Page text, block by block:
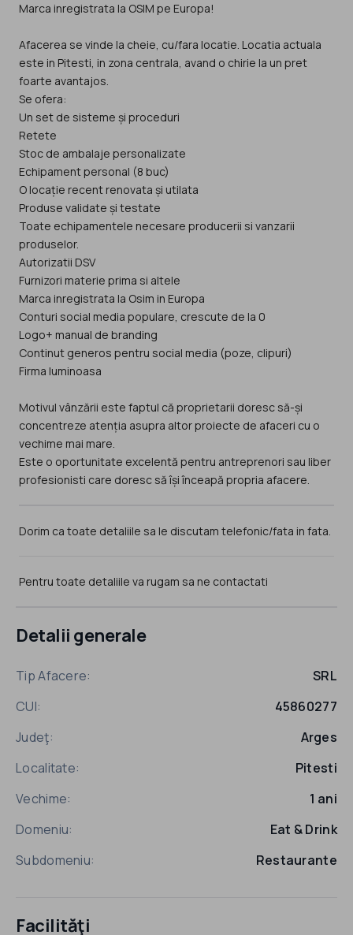
Marca inregistrata la OSIM pe Europa!
Afacerea se vinde la cheie, cu/fara locatie. Locatia actuala
este in Pitesti, in zona centrala, avand o chirie la un pret
foarte avantajos.
Se ofera:
Un set de sisteme și proceduri
Retete
Stoc de ambalaje personalizate
Echipament personal (8 buc)
O locație recent renovata și utilata
Produse validate și testate
Toate echipamentele necesare producerii si vanzarii
produselor.
Autorizatii DSV
Furnizori materie prima si altele
Marca inregistrata la Osim in Europa
Conturi social media populare, crescute de la 0
Logo+ manual de branding
Continut generos pentru social media (poze, clipuri)
Firma luminoasa
Motivul vânzării este faptul că proprietarii doresc să-și
concentreze atenția asupra altor proiecte de afaceri cu o
vechime mai mare.
Este o oportunitate excelentă pentru antreprenori sau liber
Dorim ca toate detaliile sa le discutam telefonic/fata in fata.
Pentru toate detaliile va rugam sa ne contactati
Detalii generale
Tip Afacere:
SRL
CUI:
45860277
Judeţ:
Arges
Localitate:
Pitesti
Vechime:
1 ani
Domeniu:
Eat & Drink
Subdomeniu:
Restaurante
Facilităţi